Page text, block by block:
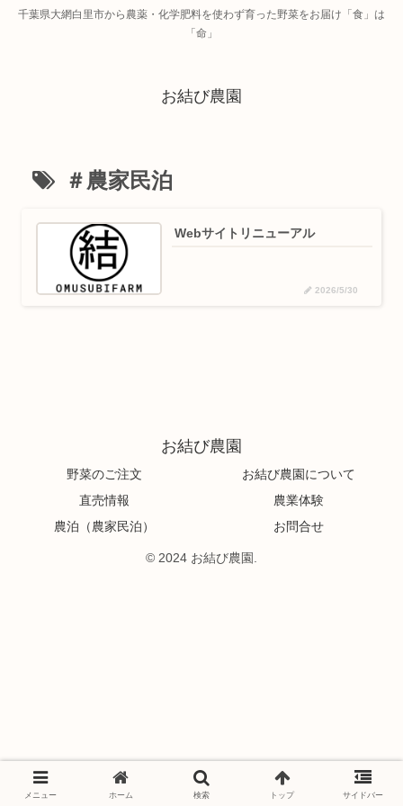
千葉県大網白里市から農薬・化学肥料を使わず育った野菜をお届け「食」は
「命」
お結び農園
＃農家民泊
Webサイトリニューアル
2026/5/30
お結び農園
野菜のご注文
お結び農園について
直売情報
農業体験
農泊（農家民泊）
お問合せ
© 2024 お結び農園.
メニュー ホーム 検索 トップ サイドバー